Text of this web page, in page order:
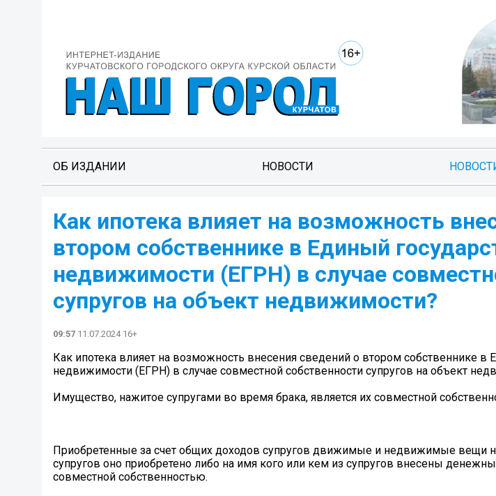
ОБ ИЗДАНИИ НОВОСТИ
Как ипотека влияет на возможность
втором собственнике в Единый
недвижимости (ЕГРН) в случае
супругов на объект недвижимости?
09:57 11.07.2024 16+
Как ипотека влияет на возможность внесения сведений о втором собственнике в
недвижимости (ЕГРН) в случае совместной собственности супругов на объект
Имущество, нажитое супругами во время брака, является их совместной
Приобретенные за счет общих доходов супругов движимые и недвижимые вещи
супругов оно приобретено либо на имя кого или кем из супругов внесены
совместной собственностью.